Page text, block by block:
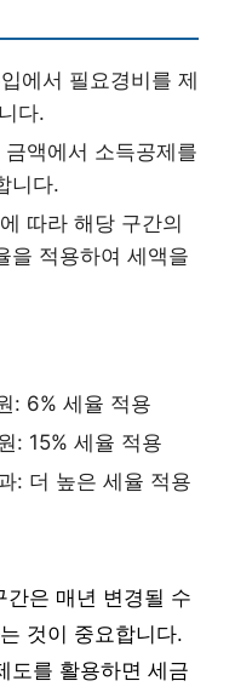
에서 필요경비를 제
다.
금액에서 소득공제를
니다.
따라 해당 구간의
을 적용하여 세액을
: 6% 세율 적용
: 15% 세율 적용
: 더 높은 세율 적용
간은 매년 변경될 수
것이 중요합니다.
도를 활용하면 세금